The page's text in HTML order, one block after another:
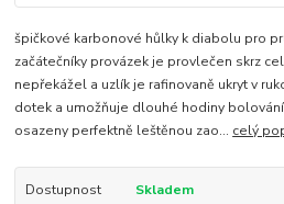
špičkové karbonové hůlky k diabolu pro
začátečníky provázek je provlečen skrz
nepřekážel a uzlík je rafinovaně ukryt v
dotek a umožňuje dlouhé hodiny
osazeny perfektně leštěnou zao... celý
Dostupnost
Skladem